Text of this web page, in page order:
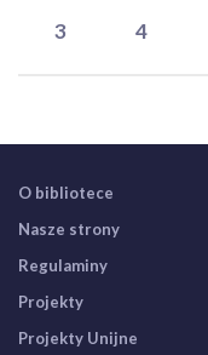
3 4
O bibliotece
Nasze strony
Regulaminy
Projekty
Projekty Unijne